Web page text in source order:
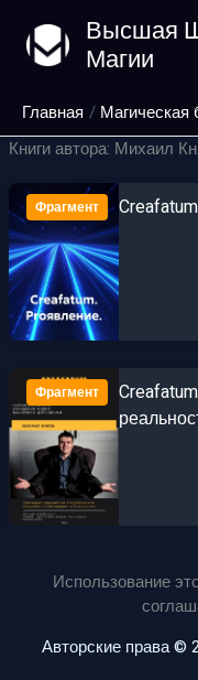
содержимому
Высшая
Магии
Главная Магическая
Книги автора: Михаил
Фрагмент
Фрагмент
Использование
Авторские права